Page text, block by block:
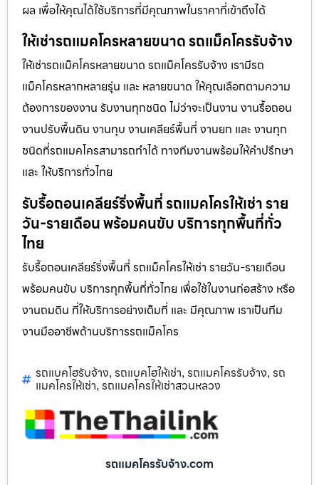
ผล เพื่อให้คุณได้ใช้บริการที่มีคุณภาพในราคาที่เข้าถึงได้
ให้เช่ารถแมคโครหลายขนาด รถแม็คโครรับจ้าง
ให้เช่ารถแม็คโครหลายขนาด รถแม็คโครรับจ้าง เรามีรถ
แม็คโครหลากหลายรุ่น และ หลายขนาด ให้คุณเลือกตามความ
ต้องการของงาน รับงานทุกชนิด ไม่ว่าจะเป็นงาน งานรื้อถอน
งานปรับพื้นดิน งานทุบ งานเคลียร์พื้นที่ งานยก และ งานทุก
ชนิดที่รถแมคโครสามารถทำได้ ทางทีมงานพร้อมให้คำปรึกษา
และ ให้บริการทั่วไทย
รับรื้อถอนเคลียร์ริ่งพื้นที่ รถแมคโครให้เช่า ราย
วัน-รายเดือน พร้อมคนขับ บริการทุกพื้นที่ทั่ว
ไทย
รับรื้อถอนเคลียร์ริ่งพื้นที่ รถแม็คโครให้เช่า รายวัน-รายเดือน
พร้อมคนขับ บริการทุกพื้นที่ทั่วไทย เพื่อใช้ในงานก่อสร้าง หรือ
งานถมดิน ที่ให้บริการอย่างเต็มที่ และ มีคุณภาพ เราเป็นทีม
งานมืออาชีพด้านบริการรถแม็คโคร
รถแบคโฮรับจ้าง, รถแบคโฮให้เช่า, รถแมคโครรับจ้าง, รถ
แมคโครให้เช่า, รถแมคโครให้เช่าสวนหลวง
รถแมคโครรับจ้าง.com